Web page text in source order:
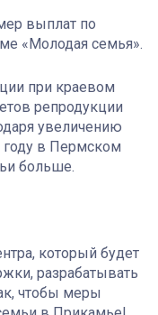
выплат по
«Молодая семья».
при краевом
репродукции
увеличению
в Пермском
больше.
который будет
разрабатывать
чтобы меры